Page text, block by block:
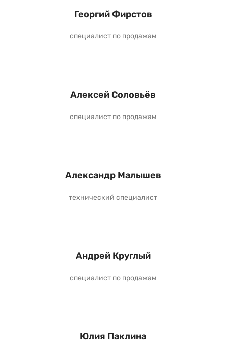
Георгий Фирстов
специалист по продажам
Алексей Соловьёв
специалист по продажам
Александр Малышев
технический специалист
Андрей Круглый
специалист по продажам
Юлия Паклина